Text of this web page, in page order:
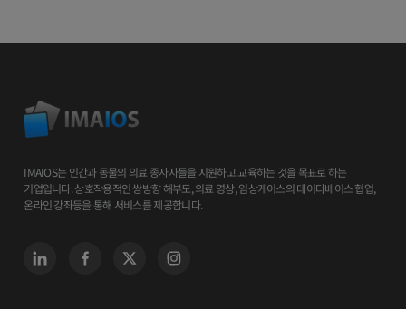
IMAIOS는 인간과 동물의 의료 종사자들을 지원하고 교육하는 것을 목표로 하는
기업입니다. 상호작용적인 쌍방향 해부도, 의료 영상, 임상케이스의 데이타베이스 협업,
온라인 강좌등을 통해 서비스를 제공합니다.